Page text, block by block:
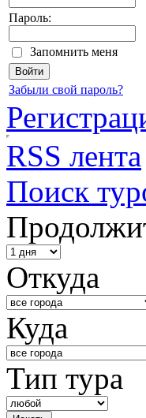
Пароль:
Запомнить меня
Забыли свой пароль?
RSS лента
Поиск
Откуда
Куда
Тип тура